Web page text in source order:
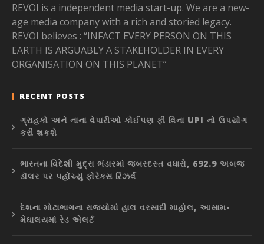
REVOI is a independent media start-up. We are a new-
age media company with a rich and storied legacy.
REVOI believes : “INFACT EVERY PERSON ON THIS
EARTH IS ARGUABLY A STAKEHOLDER IN EVERY
ORGANISATION ON THIS PLANET”
RECENT POSTS
ગ્રાહકો અને નાના વેપારીઓ કોઈપણ ફી વિના UPI નો ઉપયોગ
કરી શકશે
ભારતના વિદેશી મુદ્રા ભંડારમાં જબરદસ્ત વધારો, 692.9 અબજ
ડૉલર પર પહોંચ્યું ફોરેક્સ રિઝર્વ
દેશના મોટાભાગના રાજ્યોમાં હાલ વરસાદી માહોલ, આસામ-
મેઘાલયમાં રેડ એલર્ટ